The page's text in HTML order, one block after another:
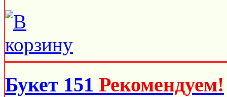
Букет 151 Рекомендуем!